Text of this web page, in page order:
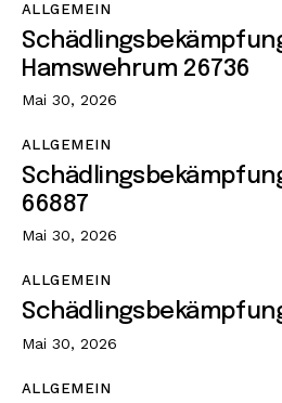
ALLGEMEIN
Hamswehrum 26736
Mai 30, 2026
ALLGEMEIN
66887
Mai 30, 2026
ALLGEMEIN
Mai 30, 2026
ALLGEMEIN